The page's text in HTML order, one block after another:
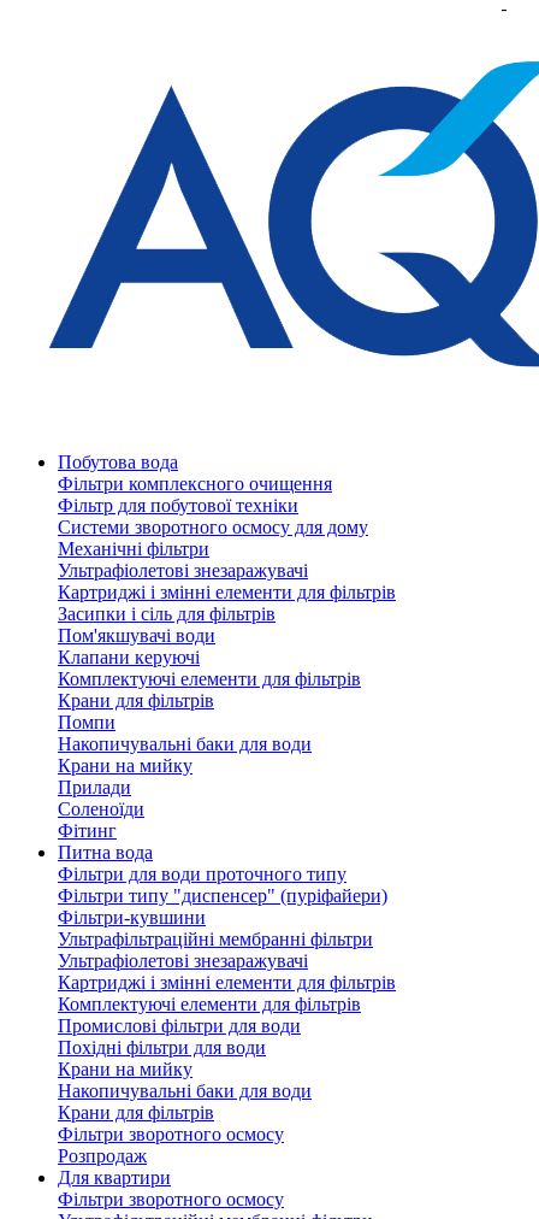
Побутова вода
Фільтри комплексного очищення
Фільтр для побутової техніки
Системи зворотного осмосу для дому
Механічні фільтри
Ультрафіолетові знезаражувачі
Картриджі і змінні елементи для фільтрів
Засипки і сіль для фільтрів
Пом'якшувачі води
Клапани керуючі
Комплектуючі елементи для фільтрів
Крани для фільтрів
Помпи
Накопичувальні баки для води
Крани на мийку
Прилади
Соленоїди
Фітинг
Питна вода
Фільтри для води проточного типу
Фільтри типу "диспенсер" (пуріфайери)
Фільтри-кувшини
Ультрафільтраційні мембранні фільтри
Ультрафіолетові знезаражувачі
Картриджі і змінні елементи для фільтрів
Комплектуючі елементи для фільтрів
Промислові фільтри для води
Похідні фільтри для води
Крани на мийку
Накопичувальні баки для води
Крани для фільтрів
Фільтри зворотного осмосу
Розпродаж
Для квартири
Фільтри зворотного осмосу